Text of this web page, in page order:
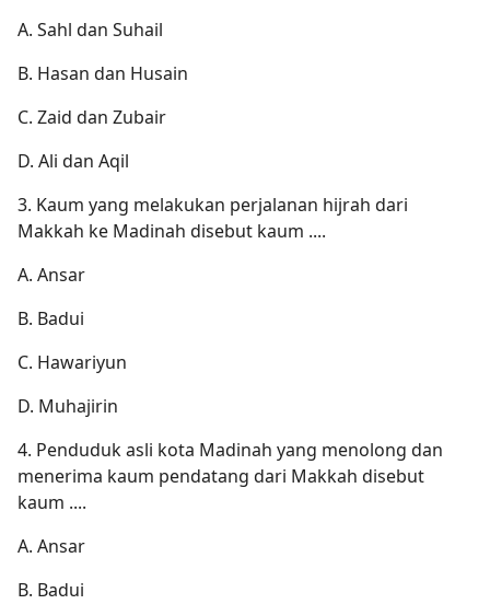
A. Sahl dan Suhail
B. Hasan dan Husain
C. Zaid dan Zubair
D. Ali dan Aqil
3. Kaum yang melakukan perjalanan hijrah dari
Makkah ke Madinah disebut kaum ....
A. Ansar
B. Badui
C. Hawariyun
D. Muhajirin
4. Penduduk asli kota Madinah yang menolong dan
menerima kaum pendatang dari Makkah disebut
kaum ....
A. Ansar
B. Badui